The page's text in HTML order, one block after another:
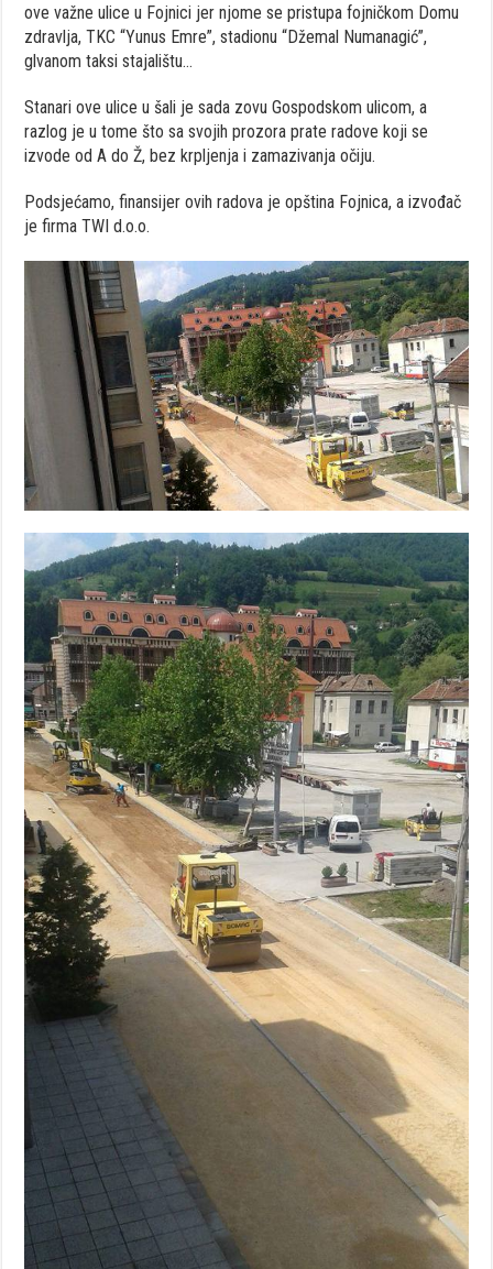
ove važne ulice u Fojnici jer njome se pristupa fojničkom Domu
zdravlja, TKC “Yunus Emre”, stadionu “Džemal Numanagić”,
glvanom taksi stajalištu…
Stanari ove ulice u šali je sada zovu Gospodskom ulicom, a
razlog je u tome što sa svojih prozora prate radove koji se
izvode od A do Ž, bez krpljenja i zamazivanja očiju.
Podsjećamo, finansijer ovih radova je opština Fojnica, a izvođač
je firma TWI d.o.o.